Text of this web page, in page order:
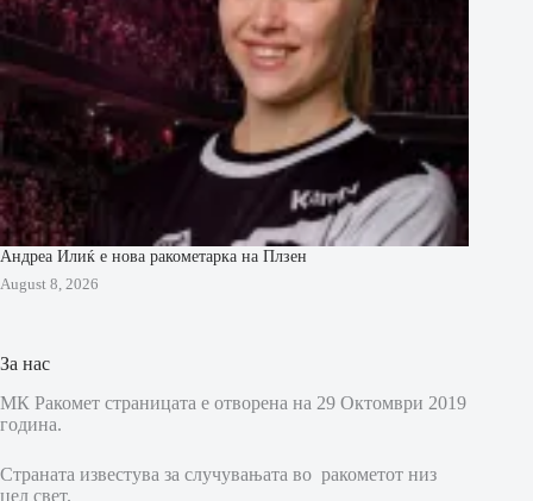
Андреа Илиќ е нова ракометарка на Плзен
August 8, 2026
За нас
МК Ракомет страницата е отворена на 29 Октомври 2019
година.
Страната известува за случувањата во ракометот низ
цел свет.